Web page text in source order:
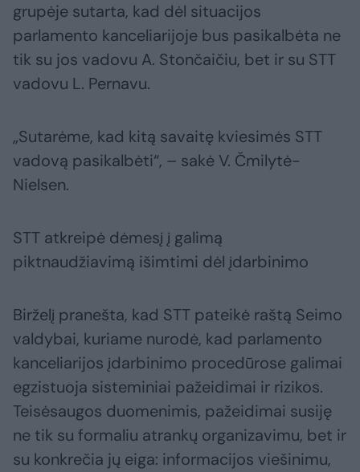
grupėje sutarta, kad dėl situacijos
parlamento kanceliarijoje bus pasikalbėta ne
tik su jos vadovu A. Stončaičiu, bet ir su STT
vadovu L. Pernavu.
„Sutarėme, kad kitą savaitę kviesimės STT
vadovą pasikalbėti“, – sakė V. Čmilytė-
Nielsen.
STT atkreipė dėmesį į galimą
piktnaudžiavimą išimtimi dėl įdarbinimo
Birželį pranešta, kad STT pateikė raštą Seimo
valdybai, kuriame nurodė, kad parlamento
kanceliarijos įdarbinimo procedūrose galimai
egzistuoja sisteminiai pažeidimai ir rizikos.
Teisėsaugos duomenimis, pažeidimai susiję
ne tik su formaliu atrankų organizavimu, bet ir
su konkrečia jų eiga: informacijos viešinimu,